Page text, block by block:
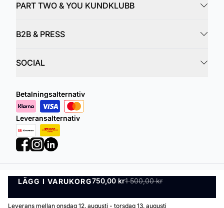
LÄGG I VARUKORG750,00 kr1 500,00 kr
LÄGG I VARUKORG
Leverans mellan onsdag 12. augusti - torsdag 13. augusti
PART TWO & YOU KUNDKLUBB
B2B & PRESS
SOCIAL
Betalningsalternativ
Leveransalternativ
Integritetspolicy Villkor
©DK Company Online AB 2026